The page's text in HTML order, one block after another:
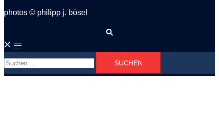
photos © philipp j. bösel
Menü
umschalten
Suchen
nach: